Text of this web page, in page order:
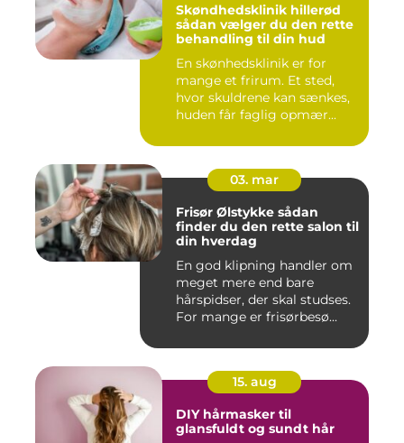
Skøndhedsklinik hillerød
sådan vælger du den rette
behandling til din hud
En skønhedsklinik er for
mange et frirum. Et sted,
hvor skuldrene kan sænkes,
huden får faglig opmær...
03. mar
Frisør Ølstykke sådan
finder du den rette salon til
din hverdag
En god klipning handler om
meget mere end bare
hårspidser, der skal studses.
For mange er frisørbesø...
15. aug
DIY hårmasker til
glansfuldt og sundt hår